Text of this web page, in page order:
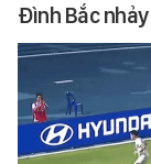
Đình Bắc